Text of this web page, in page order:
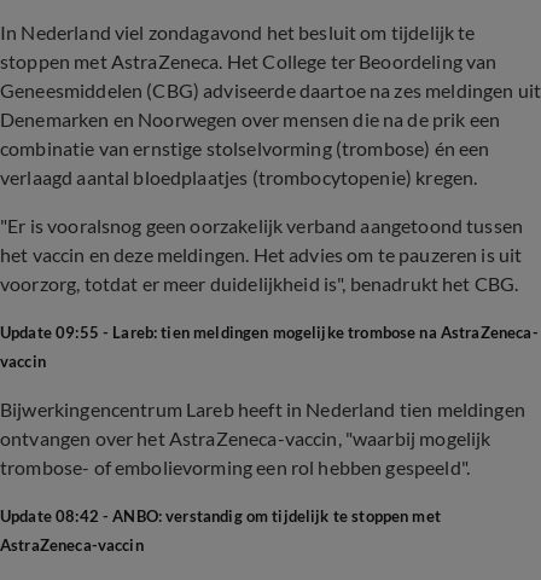
In Nederland viel zondagavond het besluit om tijdelijk te
stoppen met AstraZeneca. Het College ter Beoordeling van
Geneesmiddelen (CBG) adviseerde daartoe na zes meldingen uit
Denemarken en Noorwegen over mensen die na de prik een
combinatie van ernstige stolselvorming (trombose) én een
verlaagd aantal bloedplaatjes (trombocytopenie) kregen.
"Er is vooralsnog geen oorzakelijk verband aangetoond tussen
het vaccin en deze meldingen. Het advies om te pauzeren is uit
voorzorg, totdat er meer duidelijkheid is", benadrukt het CBG.
Update 09:55 - Lareb: tien meldingen mogelijke trombose na AstraZeneca-
vaccin
Bijwerkingencentrum Lareb heeft in Nederland tien meldingen
ontvangen over het AstraZeneca-vaccin, "waarbij mogelijk
trombose- of embolievorming een rol hebben gespeeld".
Update 08:42 - ANBO: verstandig om tijdelijk te stoppen met
AstraZeneca-vaccin